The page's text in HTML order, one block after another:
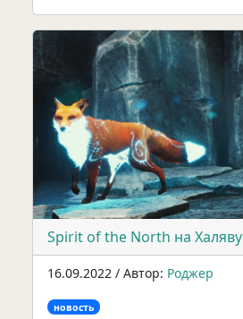
Spirit of the North на Халяву
16.09.2022 / Автор: Роджер
новость